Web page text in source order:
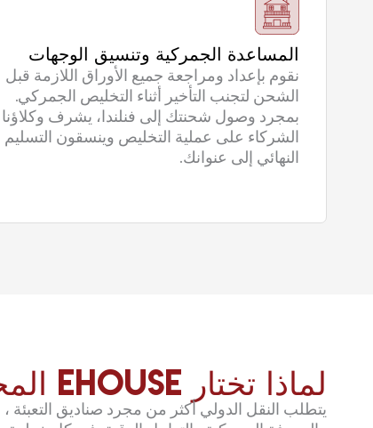
المساعدة الجمركية وتنسيق الوجهات
نقوم بإعداد ومراجعة جميع الأوراق اللازمة قبل
الشحن لتجنب التأخير أثناء التخليص الجمركي.
بمجرد وصول شحنتك إلى فنلندا، يشرف وكلاؤنا
الشركاء على عملية التخليص وينسقون التسليم
النهائي إلى عنوانك.
لماذا تختار EHouse المحركون
يتطلب النقل الدولي أكثر من مجرد صناديق التعبئة